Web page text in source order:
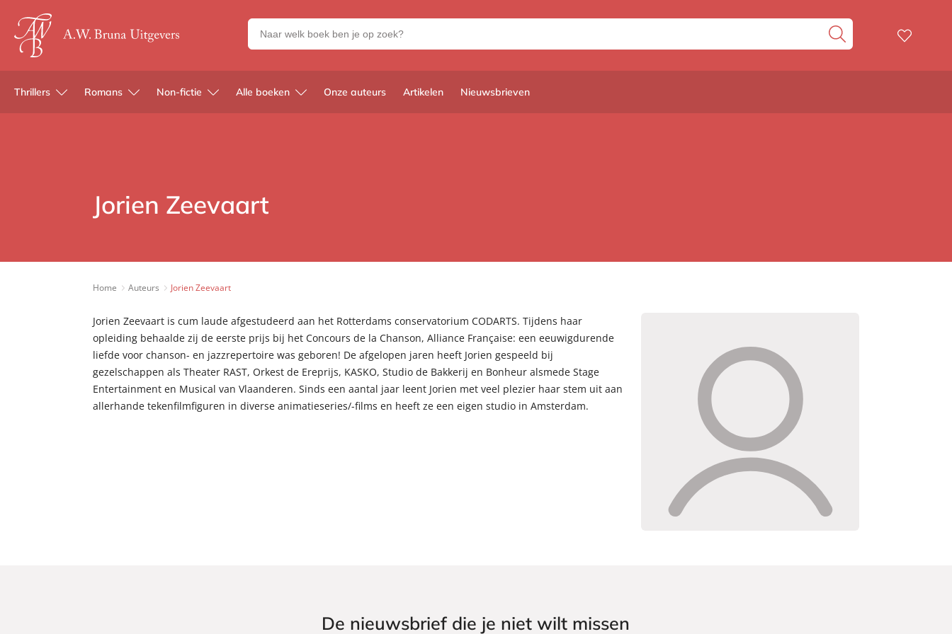
Zoeken
naar
en
uitgevers
Thrillers Romans Non-fictie Alle boeken Onze auteurs Artikelen Nieuwsbrieven
Jorien Zeevaart
Home Auteurs Jorien Zeevaart
Jorien Zeevaart is cum laude afgestudeerd aan het Rotterdams conservatorium CODARTS. Tijdens haar
opleiding behaalde zij de eerste prijs bij het Concours de la Chanson, Alliance Française: een eeuwigdurende
liefde voor chanson- en jazzrepertoire was geboren! De afgelopen jaren heeft Jorien gespeeld bij
gezelschappen als Theater RAST, Orkest de Ereprijs, KASKO, Studio de Bakkerij en Bonheur alsmede Stage
Entertainment en Musical van Vlaanderen. Sinds een aantal jaar leent Jorien met veel plezier haar stem uit aan
allerhande tekenfilmfiguren in diverse animatieseries/-films en heeft ze een eigen studio in Amsterdam.
De nieuwsbrief die je niet wilt missen